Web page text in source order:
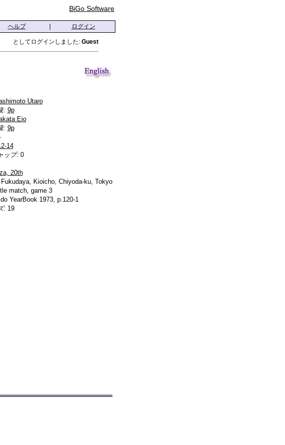
BiGo Software
ヘルプ ログイン
としてログインしました: Guest
Utaro
: 9p
Eio
: 9p
14
ップ: 0
20th
Kioicho, Chiyoda-ku, Tokyo
match, game 3
YearBook 1973, p.120-1
: 19